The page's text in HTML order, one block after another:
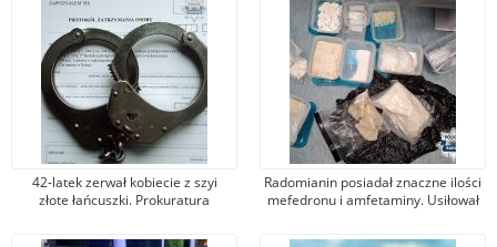
42-latek zerwał kobiecie z szyi
złote łańcuszki. Prokuratura
zuchwałej
Radomianin posiadał znaczne ilości
mefedronu i amfetaminy. Usiłował